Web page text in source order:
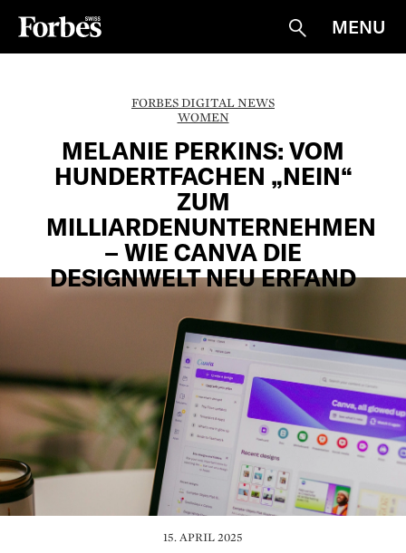
Suche
MENU
FORBES DIGITAL NEWS
WOMEN
MELANIE PERKINS: VOM
HUNDERTFACHEN „NEIN“
ZUM
MILLIARDENUNTERNEHMEN
– WIE CANVA DIE
DESIGNWELT NEU ERFAND
15. APRIL 2025